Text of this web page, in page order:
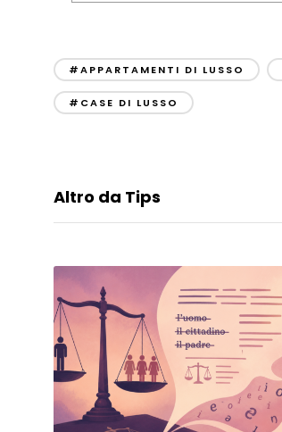
#APPARTAMENTI DI LUSSO
#CASE DI LUSSO
Altro da Tips